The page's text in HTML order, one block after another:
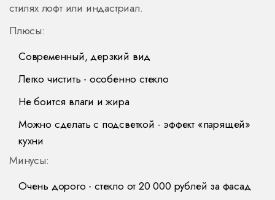
стилях лофт или индастриал.
Плюсы:
Современный, дерзкий вид
Легко чистить - особенно стекло
Не боится влаги и жира
Можно сделать с подсветкой - эффект «парящей»
кухни
Минусы:
Очень дорого - стекло от 20 000 рублей за фасад